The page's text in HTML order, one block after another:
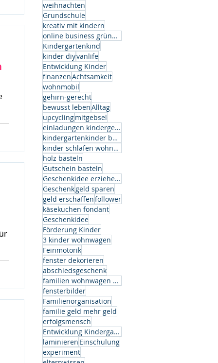
weihnachten
Grundschule
kreativ mit kindern
online business gründen
Kindergartenkind
kinder diyvanlife
Entwicklung Kinder
finanzenAchtsamkeit
wohnmobil
gehirn-gerecht
bewusst lebenAlltag
upcyclingmitgebsel
einladungen kindergeburtstag
kindergartenkinder basteln
kinder schlafen wohnwagen
holz basteln
Gutschein basteln
Geschenkidee erzieherin
Geschenkgeld sparen
geld erschaffenfollower
käsekuchen fondant
Geschenkidee
Förderung Kinder
3 kinder wohnwagen
Feinmotorik
fenster dekorieren
abschiedsgeschenk
familien wohnwagen modell
fensterbilder
Familienorganisation
familie geld mehr geld
erfolgsmensch
Entwicklung Kindergarten
laminieren Einschulung
experiment